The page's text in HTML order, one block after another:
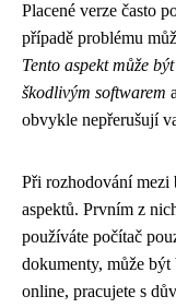
Placené verze často
případě problému
Tento aspekt může
škodlivým softwarem
obvykle nepřerušují
Při rozhodování mezi
aspektů. Prvním z
používáte počítač
dokumenty, může
online, pracujete s